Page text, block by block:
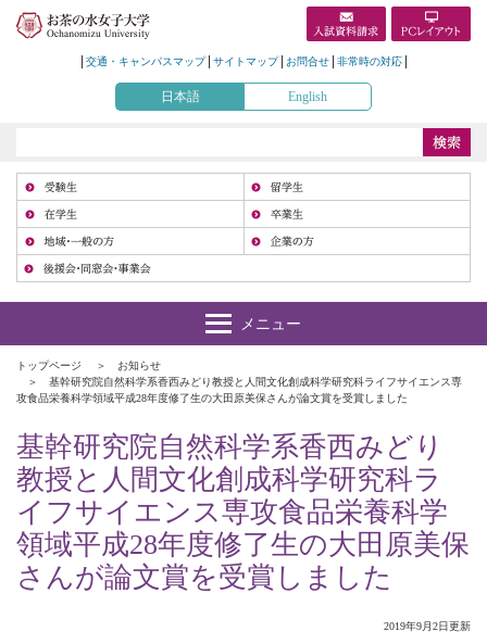
交通・キャンパスマップ サイトマップ お問合せ 非常時の対応
日本語 English
トップページ
お知らせ
基幹研究院自然科学系香西みどり教授と人間文化創成科学研究科ライフサイエンス専
攻食品栄養科学領域平成28年度修了生の大田原美保さんが論文賞を受賞しました
基幹研究院自然科学系香西みどり
教授と人間文化創成科学研究科ラ
イフサイエンス専攻食品栄養科学
領域平成28年度修了生の大田原美保
さんが論文賞を受賞しました
2019年9月2日更新